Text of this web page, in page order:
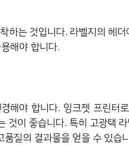
하는 것입니다. 라벨지의 헤
해야 합니다.
해야 합니다. 잉크젯 프린터
이 좋습니다. 특히 고광택
질의 결과물을 얻을 수 있습